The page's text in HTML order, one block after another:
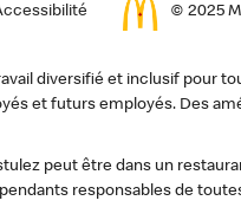
© 2025
diversifié et inclusif pour
et futurs employés. Des
peut être dans un
responsables de